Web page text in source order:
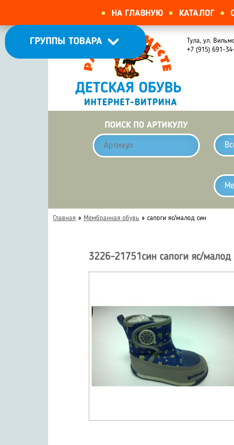
НА ГЛАВНУЮ КАТАЛОГ
Тула, ул.
+7 (915) 691-
ГРУППЫ ТОВАРА
ПОИСК ПО АРТИКУЛУ
Главная » Мембранная обувь » сапоги яс/малод син
3226-21751син сапоги яс/малод